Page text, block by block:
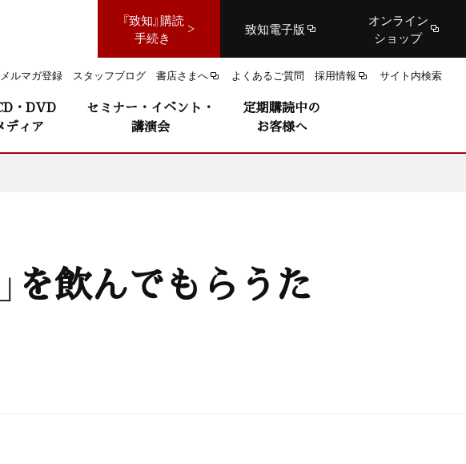
『致知』購読
手続き
致知電子版
オンライン
ショップ
メルマガ登録 スタッフブログ 書店さまへ よくあるご質問 採用情報 サイト内検索
・DVD
ディア
セミナー・イベント・
講演会
定期購読中の
お客様へ
を飲んでもらうた